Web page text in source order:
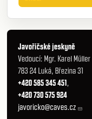
Javoříčské jeskyně
Vedoucí: Mgr. Karel Müller
783 24 Luká, Březina 31
+420 585 345 451,
+420 730 575 924
javoricko@caves.cz